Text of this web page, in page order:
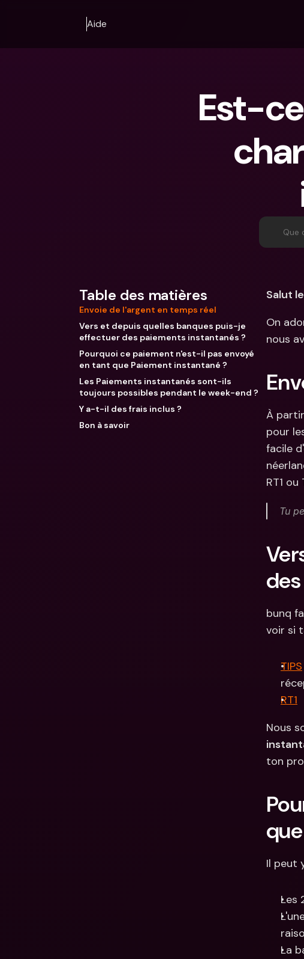
Aide
Est-
Que
Table des matières
Envoie de l'argent en temps réel
Vers et depuis quelles banques puis-je
effectuer des paiements instantanés ?
Pourquoi ce paiement n'est-il pas envoyé
en tant que Paiement instantané ?
Les Paiements instantanés sont-ils
toujours possibles pendant le week-end ?
Y a-t-il des frais inclus ?
Bon à savoir
Salut
On
nous
À
pour
facile
RT1
Tu
bunq
voir si
TIPS
RT1
Nous
ton
Il peut
Les
La